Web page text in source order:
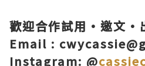
歡迎合作試用·邀文·
Email :
Instagram: @